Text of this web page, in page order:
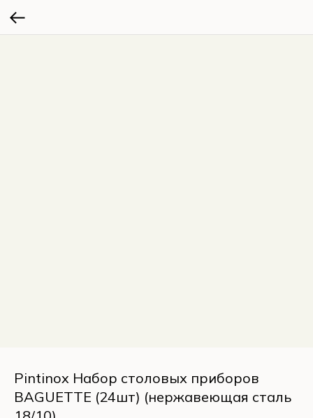
Pintinox Набор столовых приборов
BAGUETTE (24шт) (нержавеющая сталь